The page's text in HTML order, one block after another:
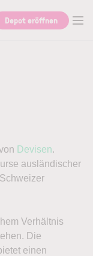
nach Aktie, Autor...
Depot eröffnen
Devisen.
ausländischer
Verhältnis
Die
einen